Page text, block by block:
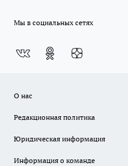
Мы в социальных сетях
О нас
Редакционная политика
Юридическая информация
Информация о команде